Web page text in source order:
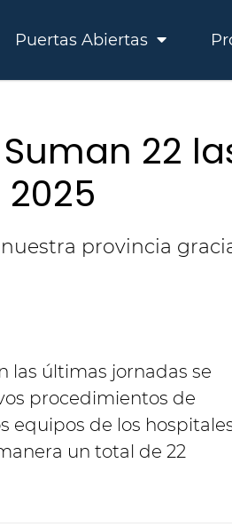
Puertas Abiertas
Suman 22
provincia
las últimas jornadas se
procedimientos de
equipos de los
un total de 22